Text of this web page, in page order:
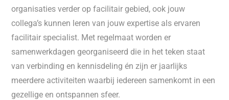
organisaties verder op facilitair gebied, ook jouw
collega’s kunnen leren van jouw expertise als ervaren
facilitair specialist. Met regelmaat worden er
samenwerkdagen georganiseerd die in het teken staat
van verbinding en kennisdeling én zijn er jaarlijks
meerdere activiteiten waarbij iedereen samenkomt in een
gezellige en ontspannen sfeer.